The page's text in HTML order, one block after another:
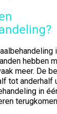
hebben
meer. De
tot anderhalf
in